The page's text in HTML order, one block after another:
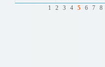
1
2 3 4 5 6 7 8